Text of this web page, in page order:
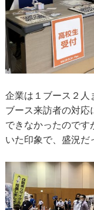
企業は１ブース２人
ブース来訪者の対応
できなかったのです
いた印象で、盛況だ